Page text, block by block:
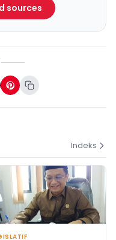
sources
Indeks